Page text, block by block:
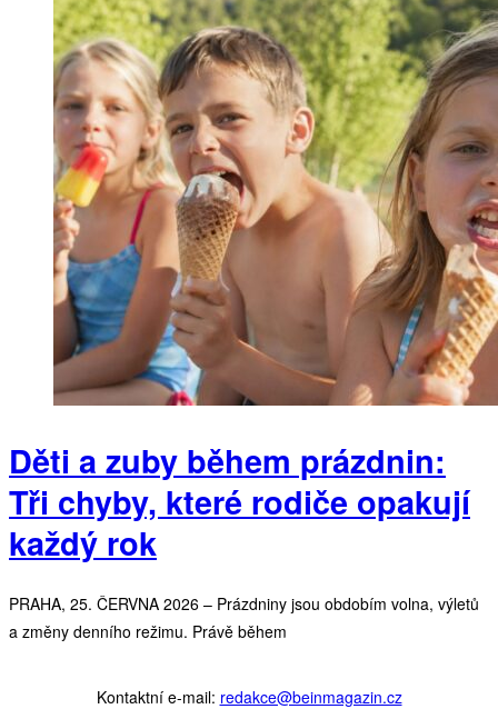
Děti a zuby během prázdnin:
Tři chyby, které rodiče opakují
každý rok
PRAHA, 25. ČERVNA 2026 – Prázdniny jsou obdobím volna, výletů
a změny denního režimu. Právě během
Kontaktní e-mail: redakce@beinmagazin.cz